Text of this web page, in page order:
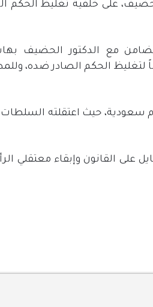
على خلفية تغليظ الحكم
مع الدكتور الحضيف
الماضي؛ رفضاً لتغليظ الحكم الصادر ضده،
سعودية، حيث اعتقلته
على القانون وإبقاء معتقلي